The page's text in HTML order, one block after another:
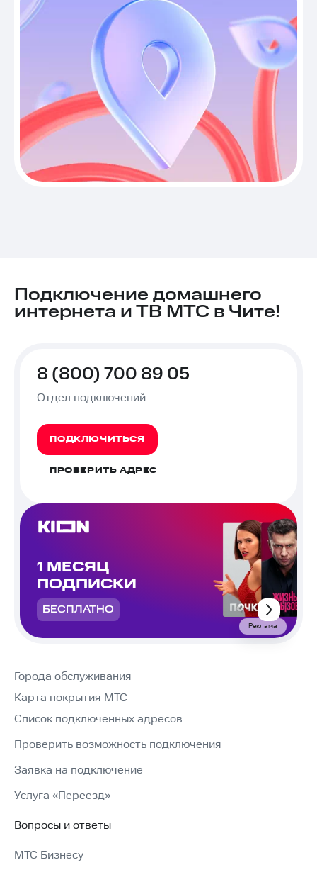
Подключение домашнего
интернета и ТВ МТС в Чите!
8 (800) 700 89 05
Отдел подключений
ПОДКЛЮЧИТЬСЯ
ПРОВЕРИТЬ АДРЕС
1 МЕСЯЦ
ПОДПИСКИ
БЕСПЛАТНО
Реклама
Города обслуживания
Карта покрытия МТС
Список подключенных адресов
Проверить возможность подключения
Заявка на подключение
Услуга «Переезд»
Вопросы и ответы
МТС Бизнесу